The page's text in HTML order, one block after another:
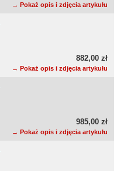
→ Pokaż opis i zdjęcia artykułu
882,00 zł
→ Pokaż opis i zdjęcia artykułu
985,00 zł
→ Pokaż opis i zdjęcia artykułu